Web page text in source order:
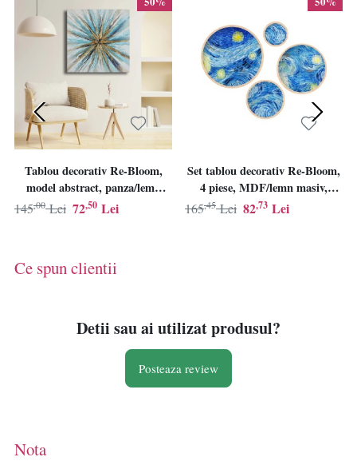
Tablou decorativ Re-Bloom,
model abstract, panza/lemn
masiv, albastru/auriu, 69 x 69
72,50 Lei
145,00 Lei
Set tablou decorativ Re-Bloom,
4 piese, MDF/lemn masiv,
albastru/auriu
82,73 Lei
165,45 Lei
Ce spun clientii
Detii sau ai utilizat produsul?
Posteaza review
Nota